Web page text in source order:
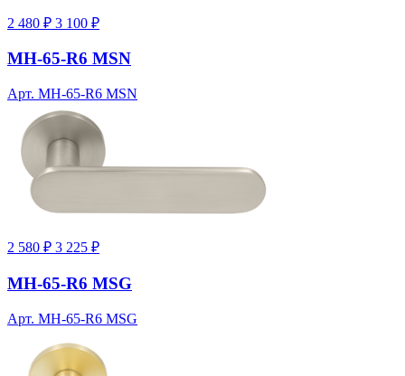
2 480 ₽ 3 100 ₽
MH-65-R6 MSN
Арт. MH-65-R6 MSN
2 580 ₽ 3 225 ₽
MH-65-R6 MSG
Арт. MH-65-R6 MSG